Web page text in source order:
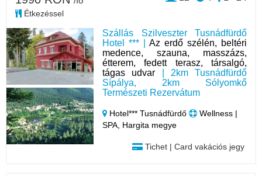
Szállás Szilveszter Tusnádfürdő
Hotel *** |Az erdő szélén, beltéri
medence, szauna, masszázs,
étterem, fedett terasz, társalgó,
tágas udvar | 2km Tusnádfürdő
Sípálya, 2km Sólyomkő
Természeti Rezervátum
Hotel*** Tusnádfürdő
Wellness |
SPA, Hargita megye
Tichet | Card vakációs jegy
Étkezéssel